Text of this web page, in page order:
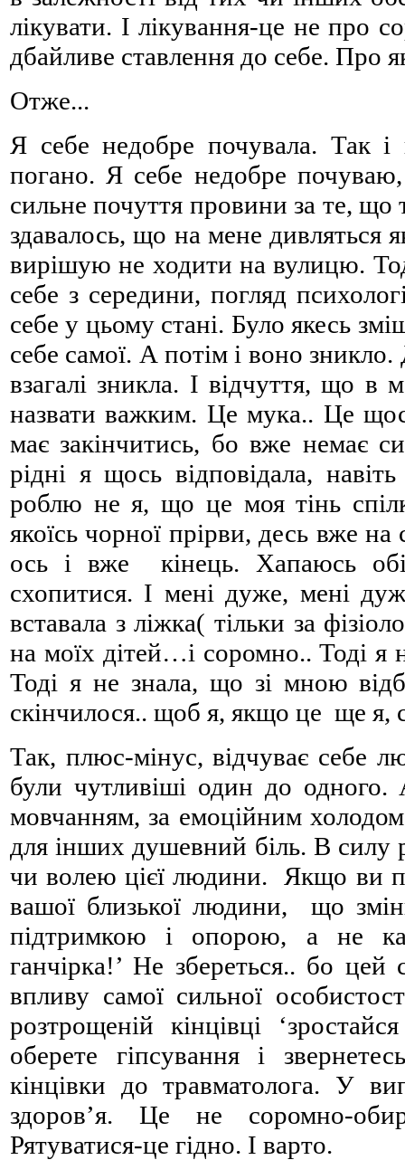
лікувати. І лікування-це не про
дбайливе ставлення до себе. Про
Отже...
Я себе недобре почувала. Так
погано. Я себе недобре
сильне почуття провини за те, що
здавалось, що на мене дивляться
вирішую не ходити на вулицю.
себе з середини, погляд
себе у цьому стані. Було якесь
себе самої. А потім і воно
взагалі зникла. І відчуття, що
назвати важким. Це мука.. Це
має закінчитись, бо вже немає
рідні я щось відповідала,
роблю не я, що це моя тінь
якоїсь чорної прірви, десь вже
ось і вже кінець. Хапаюсь
схопитися. І мені дуже, мені
вставала з ліжка( тільки за
на моїх дітей…і соромно.. Тоді
Тоді я не знала, що зі мною
скінчилося.. щоб я, якщо це ще я,
Так, плюс-мінус, відчуває себе
були чутливіші один до
мовчанням, за емоційним
для інших душевний біль. В силу
чи волею цієї людини. Якщо ви
вашої близької людини, що
підтримкою і опорою, а не
ганчірка!’ Не збереться.. бо
впливу самої сильної
розтрощеній кінцівці
оберете гіпсування і
кінцівки до травматолога. У
здоров’я. Це не соромно-
Рятуватися-це гідно. І варто.